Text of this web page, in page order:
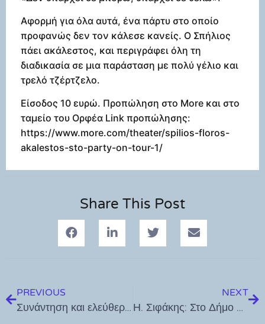
Αφορμή για όλα αυτά, ένα πάρτυ στο οποίο
προφανώς δεν τον κάλεσε κανείς. Ο Σπήλιος
πάει ακάλεστος, και περιγράφει όλη τη
διαδικασία σε μια παράσταση με πολύ γέλιο και
τρελό τζέρτζελο.
Είσοδος 10 ευρώ. Προπώληση στο More και στο
ταμείο του Ορφέα Link προπώλησης:
https://www.more.com/theater/spilios-floros-
akalestos-sto-party-on-tour-1/
Share This Post
PREVIOUS
Συνάντηση και ελεύθερη, ανοιχτή συζήτηση του Μάνου Κόνσολα με τους αγρότες της Ρόδου
NEXT
Η. Σιφάκης: Στο Δήμο Κω δεν γίνεται σωστή ανακύκλωση. Μπορεί να δεσμευτεί η δημοτική αρχή ότι δεν θα γίνει αύξηση τελών;